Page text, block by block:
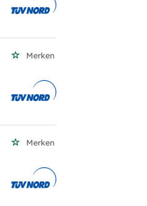
Merken
Merken